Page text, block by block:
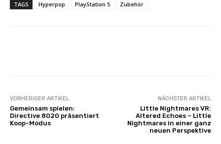
TAGS Hyperpop PlayStation 5 Zubehör
VORHERIGER ARTIKEL
Gemeinsam spielen:
Directive 8020 präsentiert
Koop-Modus
NÄCHSTER ARTIKEL
Little Nightmares VR:
Altered Echoes – Little
Nightmares in einer ganz
neuen Perspektive